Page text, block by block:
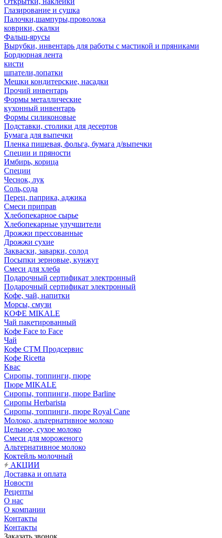
Глазирование и сушка
Палочки,шампуры,проволока
коврики, скалки
Фальш-ярусы
Вырубки, инвентарь для работы с мастикой и пряниками
Бордюрная лента
кисти
шпатели,лопатки
Мешки кондитерские, насадки
Прочий инвентарь
Формы металлические
кухонный инвентарь
Формы силиконовые
Подставки, столики для десертов
Бумага для выпечки
Пленка пищевая, фольга, бумага д/выпечки
Специи и пряности
Имбирь, корица
Специи
Чеснок, лук
Соль,сода
Перец, паприка, аджика
Смеси приправ
Хлебопекарное сырье
Хлебопекарные улучшители
Дрожжи прессованные
Дрожжи сухие
Закваски, заварки, солод
Посыпки зерновые, кунжут
Смеси для хлеба
Подарочный сертификат электронный
Подарочный сертификат электронный
Кофе, чай, напитки
Морсы, смузи
КОФЕ MIKALE
Чай пакетированный
Кофе Face to Face
Чай
Кофе СТМ Продсервис
Кофе Ricetta
Квас
Сиропы, топпинги, пюре
Пюре MIKALE
Сиропы, топпинги, пюре Barline
Сиропы Herbarista
Сиропы, топпинги, пюре Royal Cane
Молоко, альтернативное молоко
Цельное, сухое молоко
Смеси для мороженого
Альтернативное молоко
Коктейль молочный
АКЦИИ
Доставка и оплата
Новости
Рецепты
О нас
О компании
Контакты
Контакты
Заказать звонок